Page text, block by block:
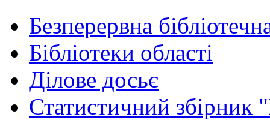
Безперервна
Бібліотеки області
Ділове досьє
Статистичний